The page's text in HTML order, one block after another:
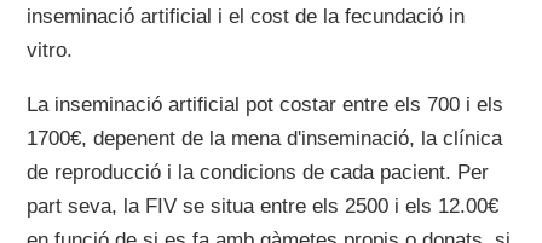
inseminació artificial i el cost de la fecundació in
vitro.
La inseminació artificial pot costar entre els 700 i els
1700€, depenent de la mena d'inseminació, la clínica
de reproducció i la condicions de cada pacient. Per
part seva, la FIV se situa entre els 2500 i els 12.00€